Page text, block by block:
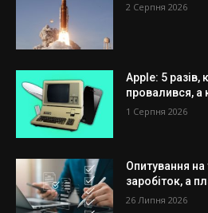
2 Серпня 2026
Apple: 5 разів,
провалився, а
1 Серпня 2026
Опитування
заробіток, а
26 Липня 2026